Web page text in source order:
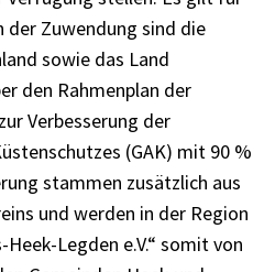
der Zuwendung sind die
sowie das Land
den Rahmenplan der
Verbesserung der
(GAK) mit 90 %
stammen zusätzlich aus
und werden in der Region
Legden e.V.“ somit von